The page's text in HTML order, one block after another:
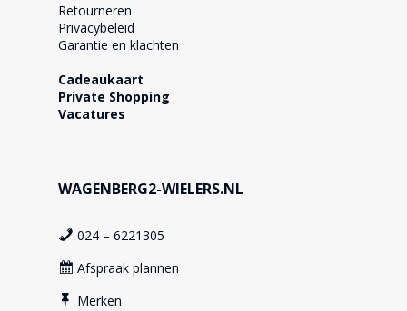
Retourneren
Privacybeleid
Garantie en klachten
Cadeaukaart
Private Shopping
Vacatures
WAGENBERG2-WIELERS.NL
024 – 6221305
Afspraak plannen
Merken